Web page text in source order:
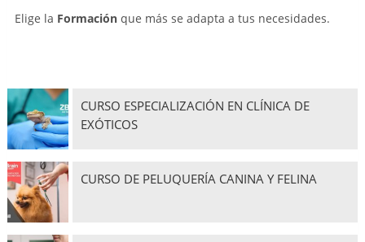
Elige la Formación que más se adapta a tus necesidades.
CURSO ESPECIALIZACIÓN EN CLÍNICA DE
EXÓTICOS
CURSO DE PELUQUERÍA CANINA Y FELINA